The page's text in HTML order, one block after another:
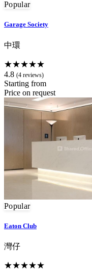
Popular
Garage Society
中環
★★★★★
4.8 (4 reviews)
Starting from
Price on request
Popular
Eaton Club
灣仔
★★★★★